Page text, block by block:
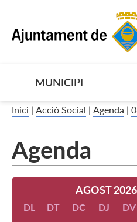
MUNICIPI
Inici | Acció Social | Agenda |
Agenda
AGOST 2026
DL DT DC DJ DV